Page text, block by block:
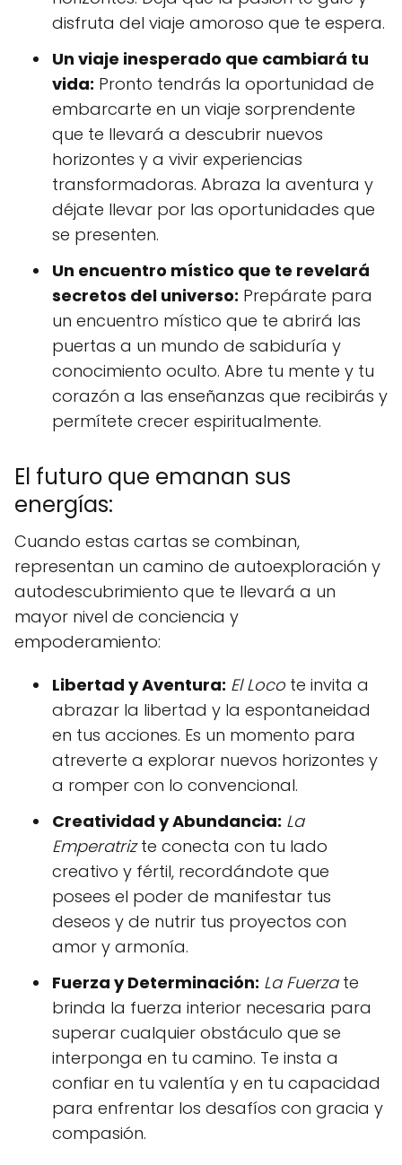
disfruta del viaje amoroso que te espera.
Un viaje inesperado que cambiará tu
vida: Pronto tendrás la oportunidad de
embarcarte en un viaje sorprendente
que te llevará a descubrir nuevos
horizontes y a vivir experiencias
transformadoras. Abraza la aventura y
déjate llevar por las oportunidades que
se presenten.
Un encuentro místico que te revelará
secretos del universo: Prepárate para
un encuentro místico que te abrirá las
puertas a un mundo de sabiduría y
conocimiento oculto. Abre tu mente y tu
corazón a las enseñanzas que recibirás y
permítete crecer espiritualmente.
El futuro que emanan sus
energías:
Cuando estas cartas se combinan,
representan un camino de autoexploración y
autodescubrimiento que te llevará a un
mayor nivel de conciencia y
empoderamiento:
Libertad y Aventura: El Loco te invita a
abrazar la libertad y la espontaneidad
en tus acciones. Es un momento para
atreverte a explorar nuevos horizontes y
a romper con lo convencional.
Creatividad y Abundancia: La
Emperatrizte conecta con tu lado
creativo y fértil, recordándote que
posees el poder de manifestar tus
deseos y de nutrir tus proyectos con
amor y armonía.
Fuerza y Determinación: La Fuerzate
brinda la fuerza interior necesaria para
superar cualquier obstáculo que se
interponga en tu camino. Te insta a
confiar en tu valentía y en tu capacidad
para enfrentar los desafíos con gracia y
compasión.